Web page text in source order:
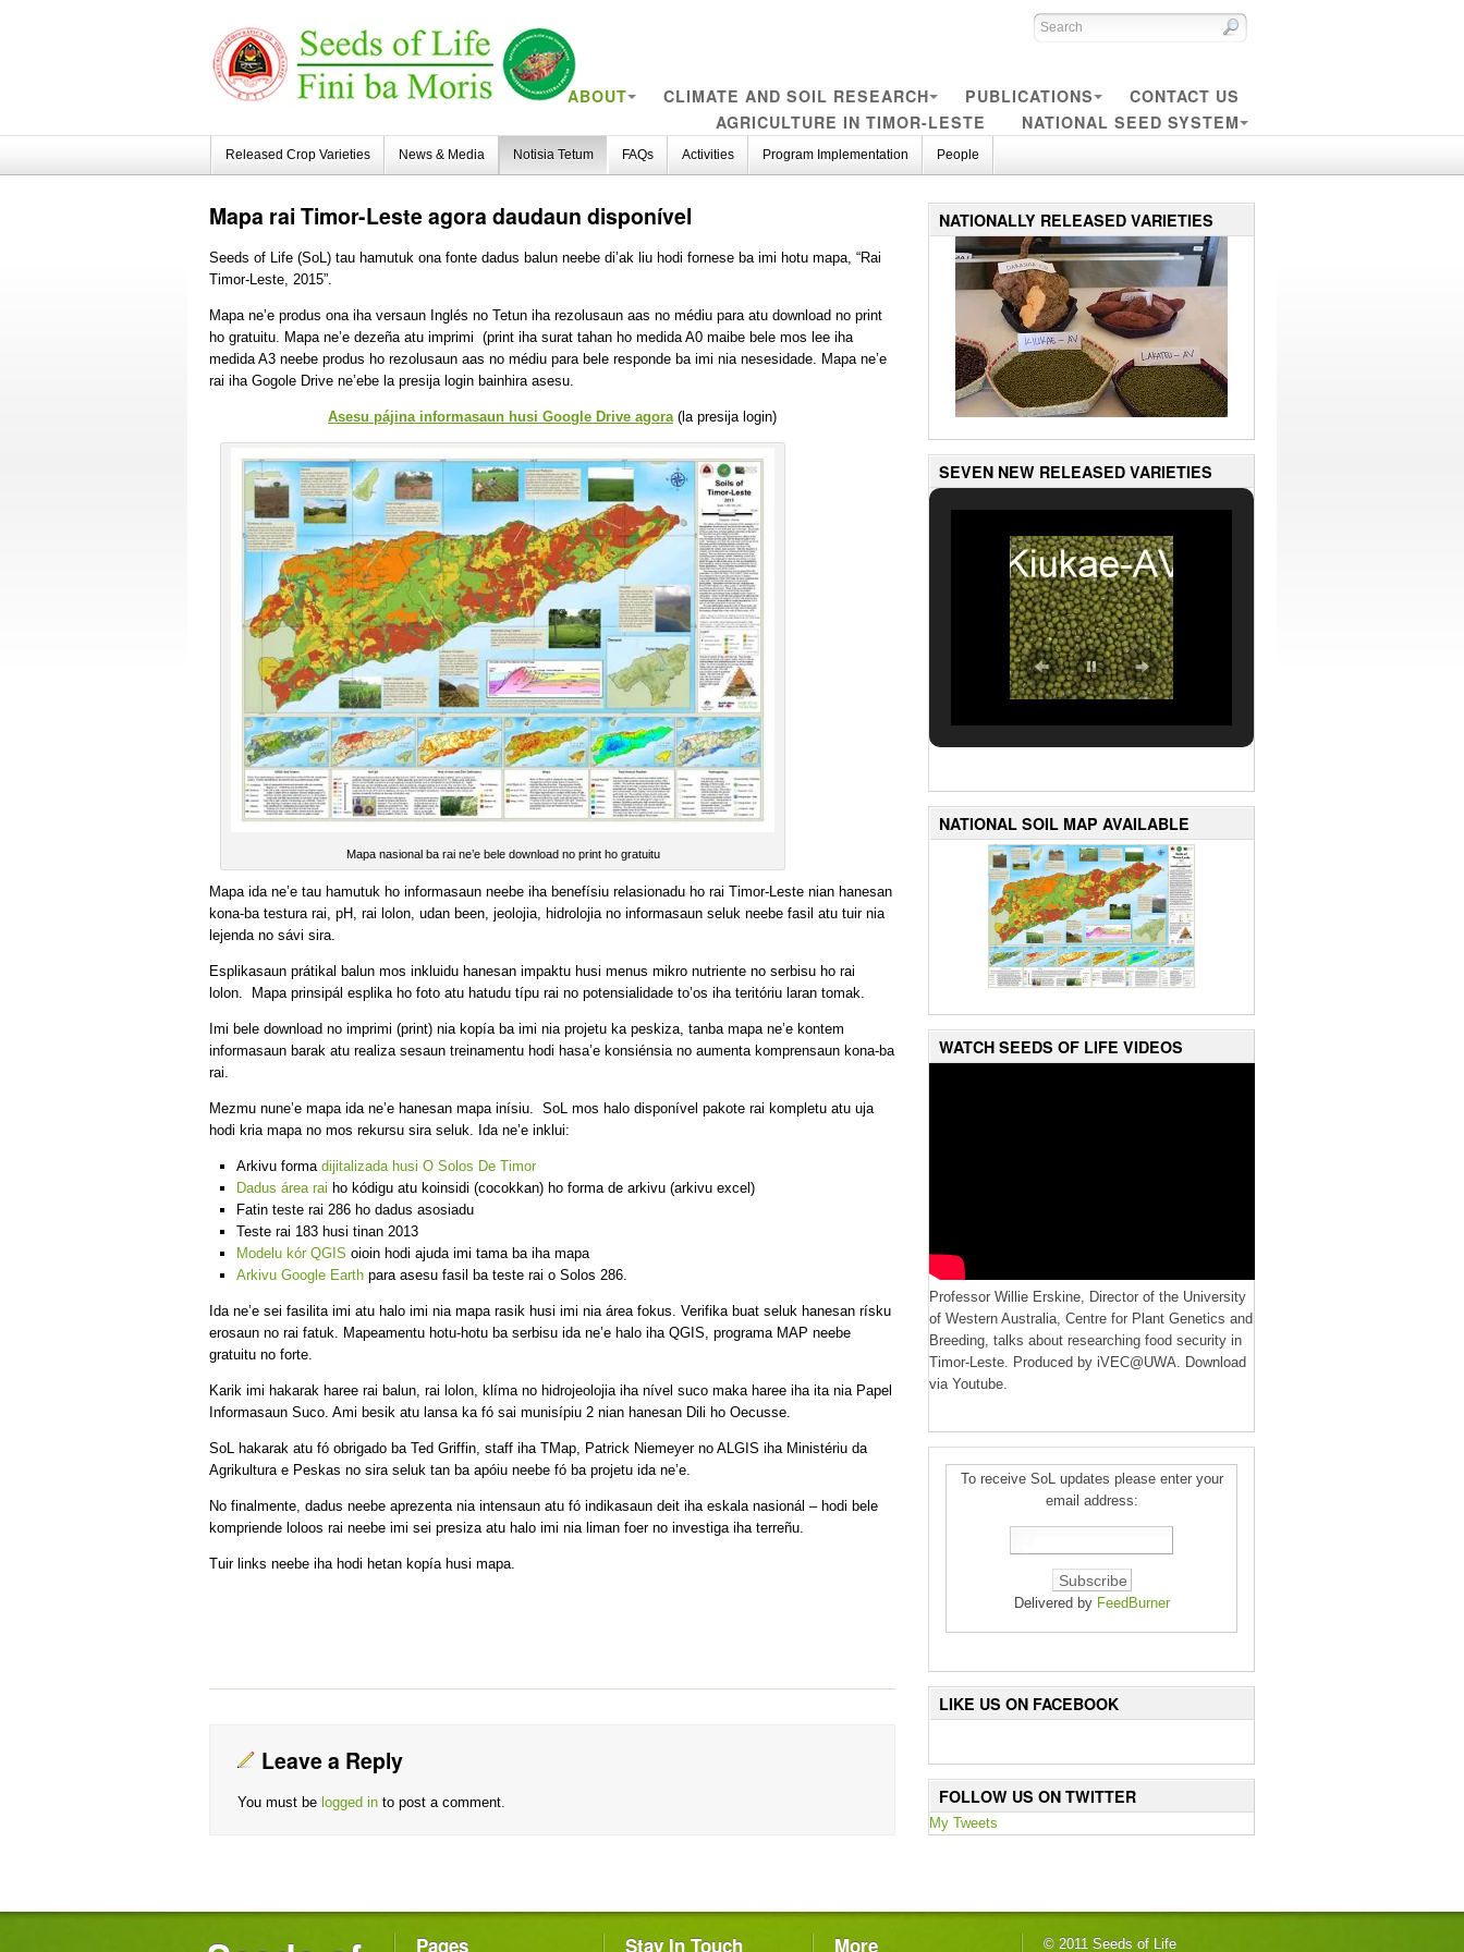
CONTACT US
PUBLICATIONS
CLIMATE AND SOIL RESEARCH
ABOUT
NATIONAL SEED SYSTEM
AGRICULTURE IN TIMOR-LESTE
Released Crop Varieties News & Media Notisia Tetum FAQs Activities Program Implementation People
Mapa rai Timor-Leste agora daudaun disponível
Seeds of Life (SoL) tau hamutuk ona fonte dadus balun neebe di’ak liu hodi fornese ba imi hotu mapa, “Rai
Timor-Leste, 2015”.
Mapa ne’e produs ona iha versaun Inglés no Tetun iha rezolusaun aas no médiu para atu download no print
ho gratuitu. Mapa ne’e dezeña atu imprimi (print iha surat tahan ho medida A0 maibe bele mos lee iha
medida A3 neebe produs ho rezolusaun aas no médiu para bele responde ba imi nia nesesidade. Mapa ne’e
rai iha Gogole Drive ne’ebe la presija login bainhira asesu.
Asesu pájina informasaun husi Google Drive agora (la presija login)
Mapa nasional ba rai ne’e bele download no print ho gratuitu
Mapa ida ne’e tau hamutuk ho informasaun neebe iha benefísiu relasionadu ho rai Timor-Leste nian hanesan
kona-ba testura rai, pH, rai lolon, udan been, jeolojia, hidrolojia no informasaun seluk neebe fasil atu tuir nia
lejenda no sávi sira.
Esplikasaun prátikal balun mos inkluidu hanesan impaktu husi menus mikro nutriente no serbisu ho rai
lolon. Mapa prinsipál esplika ho foto atu hatudu típu rai no potensialidade to’os iha teritóriu laran tomak.
Imi bele download no imprimi (print) nia kopía ba imi nia projetu ka peskiza, tanba mapa ne’e kontem
informasaun barak atu realiza sesaun treinamentu hodi hasa’e konsiénsia no aumenta komprensaun kona-ba
rai.
Mezmu nune’e mapa ida ne’e hanesan mapa inísiu. SoL mos halo disponível pakote rai kompletu atu uja
hodi kria mapa no mos rekursu sira seluk. Ida ne’e inklui:
Arkivu forma dijitalizada husi O Solos De Timor
Dadus área rai ho kódigu atu koinsidi (cocokkan) ho forma de arkivu (arkivu excel)
Fatin teste rai 286 ho dadus asosiadu
Teste rai 183 husi tinan 2013
Modelu kór QGIS oioin hodi ajuda imi tama ba iha mapa
Arkivu Google Earth para asesu fasil ba teste rai o Solos 286.
Ida ne’e sei fasilita imi atu halo imi nia mapa rasik husi imi nia área fokus. Verifika buat seluk hanesan rísku
erosaun no rai fatuk. Mapeamentu hotu-hotu ba serbisu ida ne’e halo iha QGIS, programa MAP neebe
gratuitu no forte.
Karik imi hakarak haree rai balun, rai lolon, klíma no hidrojeolojia iha nível suco maka haree iha ita nia Papel
Informasaun Suco. Ami besik atu lansa ka fó sai munisípiu 2 nian hanesan Dili ho Oecusse.
SoL hakarak atu fó obrigado ba Ted Griffin, staff iha TMap, Patrick Niemeyer no ALGIS iha Ministériu da
Agrikultura e Peskas no sira seluk tan ba apóiu neebe fó ba projetu ida ne’e.
No finalmente, dadus neebe aprezenta nia intensaun atu fó indikasaun deit iha eskala nasionál – hodi bele
kompriende loloos rai neebe imi sei presiza atu halo imi nia liman foer no investiga iha terreñu.
Tuir links neebe iha hodi hetan kopía husi mapa.
Leave a Reply
You must be logged in to post a comment.
NATIONALLY RELEASED VARIETIES
SEVEN NEW RELEASED VARIETIES
NATIONAL SOIL MAP AVAILABLE
WATCH SEEDS OF LIFE VIDEOS
Professor Willie Erskine, Director of the University
of Western Australia, Centre for Plant Genetics and
Breeding, talks about researching food security in
Timor-Leste. Produced by iVEC@UWA. Download
via Youtube.
To receive SoL updates please enter your
email address:
Delivered by FeedBurner
LIKE US ON FACEBOOK
FOLLOW US ON TWITTER
My Tweets
Pages Stay In Touch More © 2011 Seeds of Life